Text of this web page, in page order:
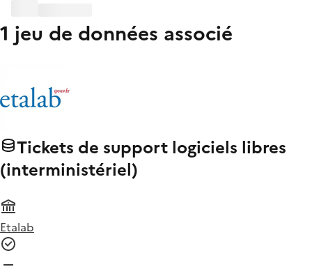
1 jeu de données associé
Tickets de support logiciels libres
(interministériel)
Etalab